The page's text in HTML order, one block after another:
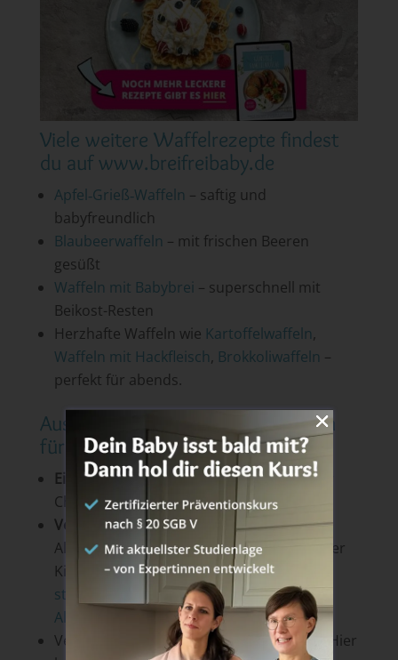
Viele weitere Waffelrezepte findest
du auf www.breifreibaby.de
Apfel‑Grieß‑Waffeln – saftig und
babyfreundlich
Blaubeerwaffeln – mit frischen Beeren
gesüßt
Waffeln mit Babybrei – superschnell mit
Beikost-Resten
Herzhafte Waffeln wie Kartoffelwaffeln,
Waffeln mit Hackfleisch, Brokkoliwaffeln –
perfekt für abends.
Austauschliste und Variationsideen
für deine Bananenwaffeln
Eifrei? Ersetze 1 Ei durch Leinsamen- oder
Chia-Eier – das klappt genausogut!
Vegane Variante: Weitere vegane Ei-
Alternativen sind z. B. Apfelmark, Soja- oder
Kichererbsenmehl – hier imBlogartikel
stellen wir die besten veganen Ei-Ersatz
Alternativen
Verwende
Dinkelmehl statt Weizenmehl
: Hier